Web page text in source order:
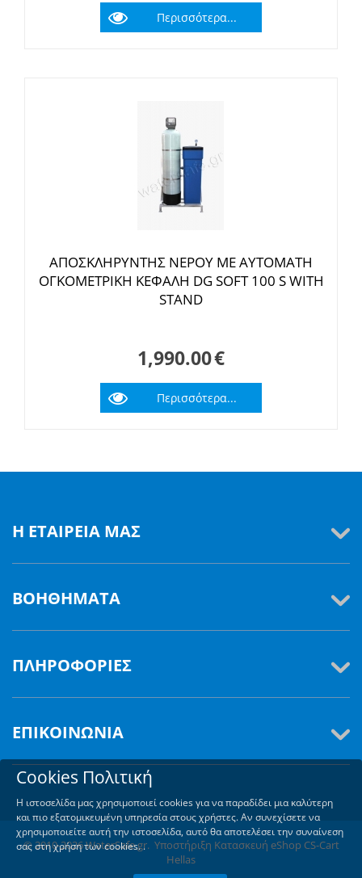
Περισσότερα...
ΑΠΟΣΚΛΗΡΥΝΤΗΣ ΝΕΡΟΥ ΜΕ ΑΥΤΟΜΑΤΗ
ΟΓΚΟΜΕΤΡΙΚΗ ΚΕΦΑΛΗ DG SOFT 100 S WITH
STAND
1,990.00€
Περισσότερα...
Η ΕΤΑΙΡΕΊΑ ΜΑΣ
ΒΟΗΘΉΜΑΤΑ
ΠΛΗΡΟΦΟΡΊΕΣ
ΕΠΙΚΟΙΝΩΝΊΑ
© 2010-2026 WaterSafe.gr. Υποστήριξη Κατασκευή eShop CS-Cart
Hellas
Cookies Πολιτική
Η ιστοσελίδα μας χρησιμοποιεί cookies για να παραδίδει μια καλύτερη
και πιο εξατομικευμένη υπηρεσία στους χρήστες. Αν συνεχίσετε να
χρησιμοποιείτε αυτή την ιστοσελίδα, αυτό θα αποτελέσει την συναίνεση
σας στη χρήση των cookies. .